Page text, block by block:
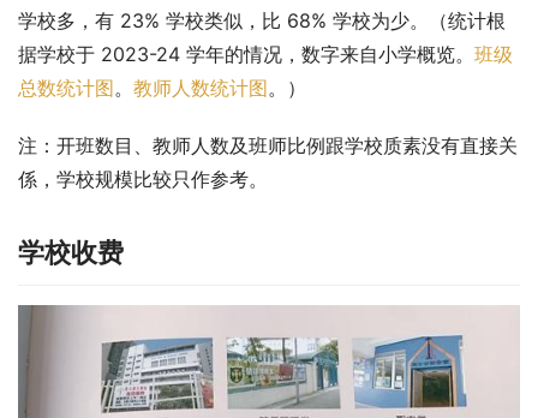
学校多，有 23% 学校类似，比 68% 学校为少。（统计根
据学校于 2023-24 学年的情况，数字来自小学概览。 班级
总数统计图。 教师人数统计图。）
注：开班数目、教师人数及班师比例跟学校质素没有直接关
係，学校规模比较只作参考。
学校收费